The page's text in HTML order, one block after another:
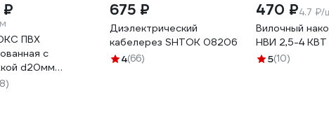
₽
ПВХ
c
d20мм
100м
675 ₽
Диэлектрический
кабелерез SHTOK 08206
4(66)
470 ₽4.7 ₽/
Вилочный
НВИ 2,5-4 КВТ
5(10)